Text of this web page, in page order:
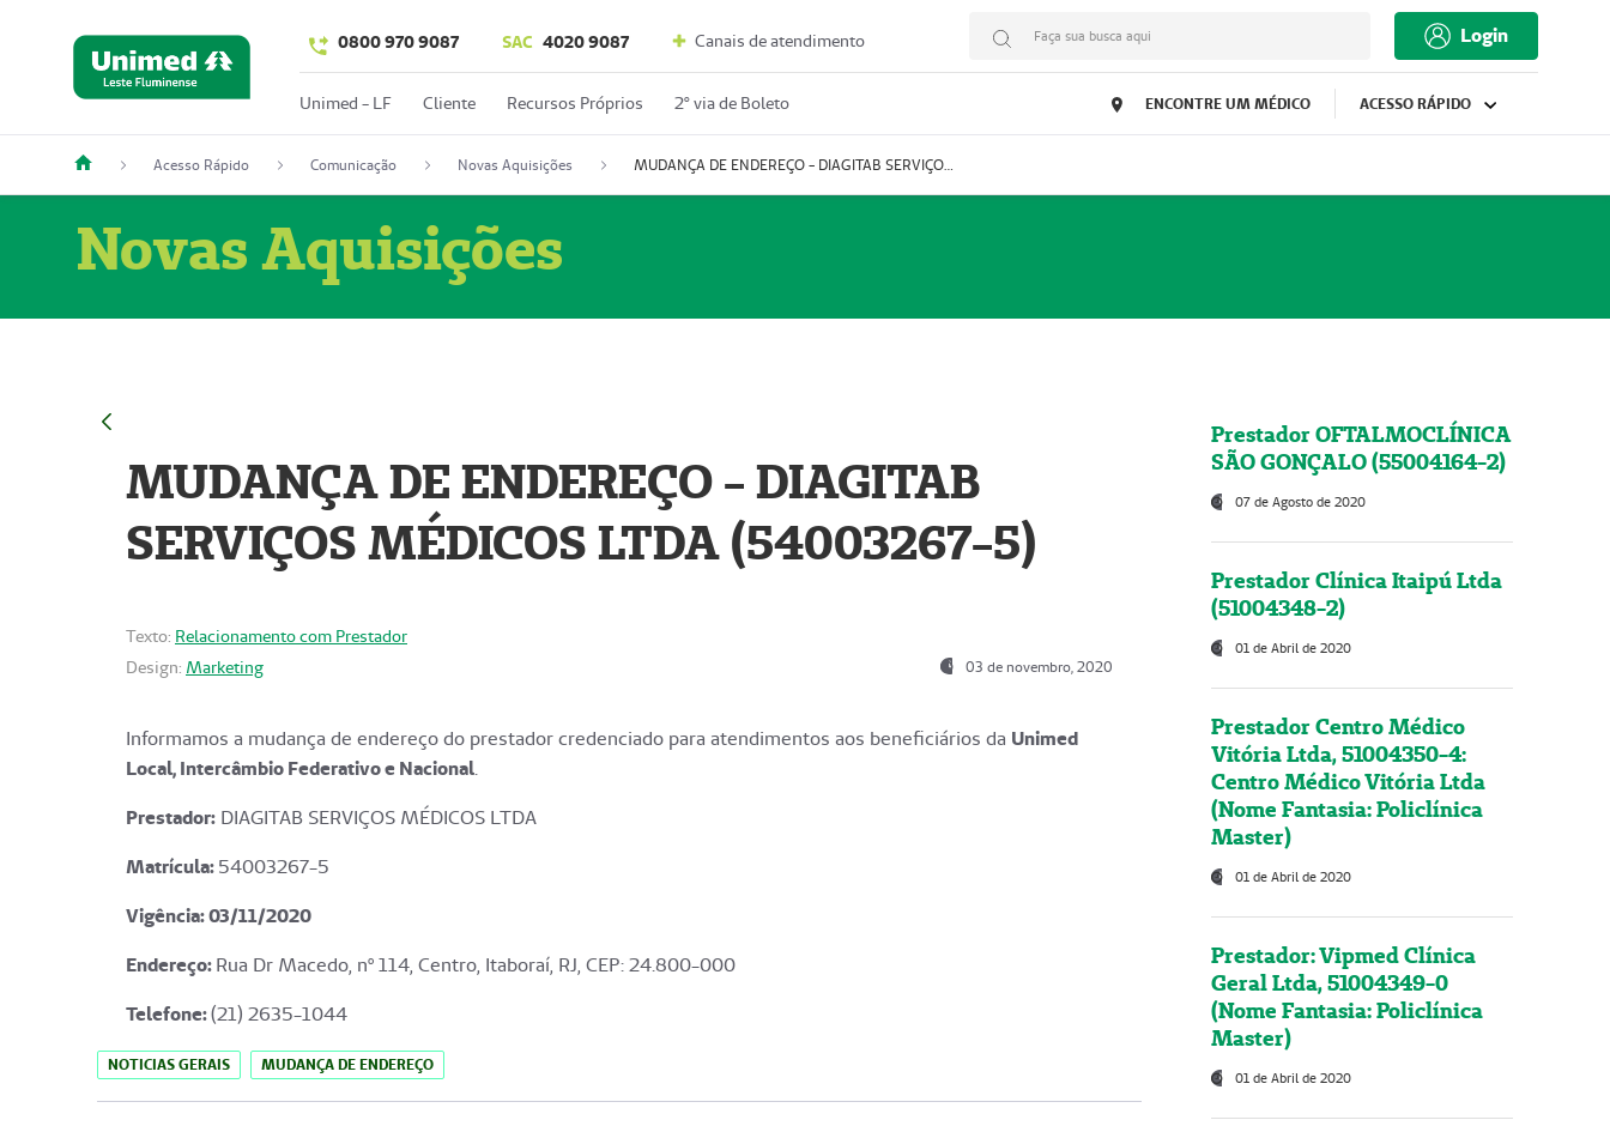
0800 970 9087 SAC 4020 9087 Canais de atendimento Faça sua busca aqui Login
Unimed - LF Cliente Recursos Próprios 2º via de Boleto ENCONTRE UM MÉDICO ACESSO RÁPIDO
Acesso Rápido Comunicação Novas Aquisições MUDANÇA DE ENDEREÇO - DIAGITAB SERVIÇOS MÉDICOS LTDA (54003267-5)
Novas Aquisições
MUDANÇA DE ENDEREÇO - DIAGITAB
SERVIÇOS MÉDICOS LTDA (54003267-5)
Texto: Relacionamento com Prestador
Design: Marketing 03 de novembro, 2020
Informamos a mudança de endereço do prestador credenciado para atendimentos aos beneficiários da Unimed
Local, Intercâmbio Federativo e Nacional.
Prestador: DIAGITAB SERVIÇOS MÉDICOS LTDA
Matrícula:54003267-5
Vigência: 03/11/2020
Endereço:Rua Dr Macedo, nº 114, Centro, Itaboraí, RJ, CEP: 24.800-000
Telefone:(21) 2635-1044
NOTICIAS GERAIS MUDANÇA DE ENDEREÇO
Prestador OFTALMOCLÍNICA
SÃO GONÇALO (55004164-2)
07 de Agosto de 2020
Prestador Clínica Itaipú Ltda
(51004348-2)
01 de Abril de 2020
Prestador Centro Médico
Vitória Ltda, 51004350-4:
Centro Médico Vitória Ltda
(Nome Fantasia: Policlínica
Master)
01 de Abril de 2020
Prestador: Vipmed Clínica
Geral Ltda, 51004349-0
(Nome Fantasia: Policlínica
Master)
01 de Abril de 2020